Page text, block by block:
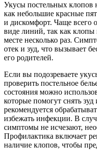
Укусы постельных клопов
как небольшие красные
и дискомфорт. Чаще всего
виде линий, так как
месте несколько раз.
отек и зуд, что вызывает
его родителей.
Если вы подозреваете
проверить постельное
состояния можно
которые помогут снять
рекомендуется
избежать инфекции. В
симптомы не исчезают,
Профилактика включает
наличие клопов, чтобы